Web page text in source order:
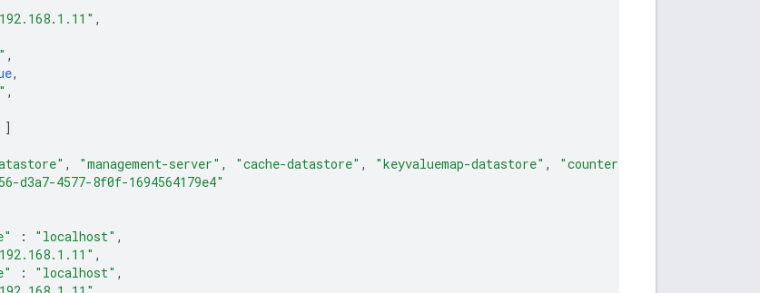
,
,
,
,
]
, "management-server" , "cache-datastore" , "keyvaluemap-datastore" , "counter-datastore"
d3a7-4577-8f0f-1694564179e4"
: "localhost" ,
,
: "localhost" ,